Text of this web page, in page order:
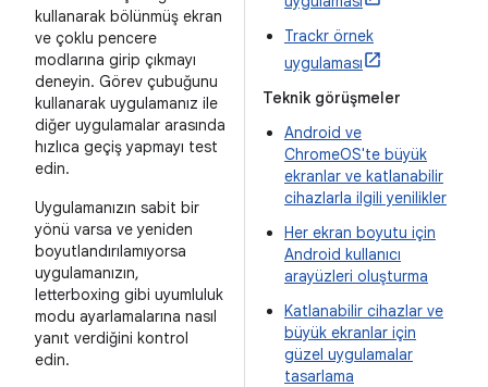
kullanarak bölünmüş ekran
ve çoklu pencere
modlarına girip çıkmayı
deneyin. Görev çubuğunu
kullanarak uygulamanız ile
diğer uygulamalar arasında
hızlıca geçiş yapmayı test
edin.
Uygulamanızın sabit bir
yönü varsa ve yeniden
boyutlandırılamıyorsa
uygulamanızın,
letterboxing gibi uyumluluk
modu ayarlamalarına nasıl
yanıt verdiğini kontrol
edin.
Trackr örnek
uygulaması
Teknik görüşmeler
Android ve
ChromeOS'te büyük
ekranlar ve katlanabilir
cihazlarla ilgili yenilikler
Her ekran boyutu için
Android kullanıcı
arayüzleri oluşturma
Katlanabilir cihazlar ve
büyük ekranlar için
güzel uygulamalar
tasarlama